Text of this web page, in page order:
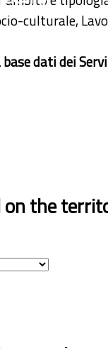
culturale,
dati dei
on the